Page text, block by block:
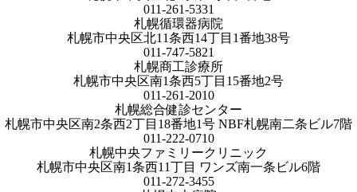
011-261-5331
札幌循環器病院
札幌市中央区北11条西14丁目1番地38号
011-747-5821
札幌商工診療所
札幌市中央区南1条西5丁目15番地2号
011-261-2010
札幌総合健診センター
札幌市中央区南2条西2丁目18番地1号 NBF札幌南二条ビル7階
011-222-0710
札幌中央ファミリークリニック
札幌市中央区南1条西11丁目 ワンズ南一条ビル6階
011-272-3455